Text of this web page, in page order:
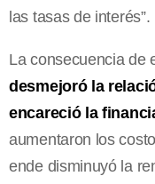
las tasas de interés”.
La consecuencia de
desmejoró la
encareció la
aumentaron los
ende disminuyó la